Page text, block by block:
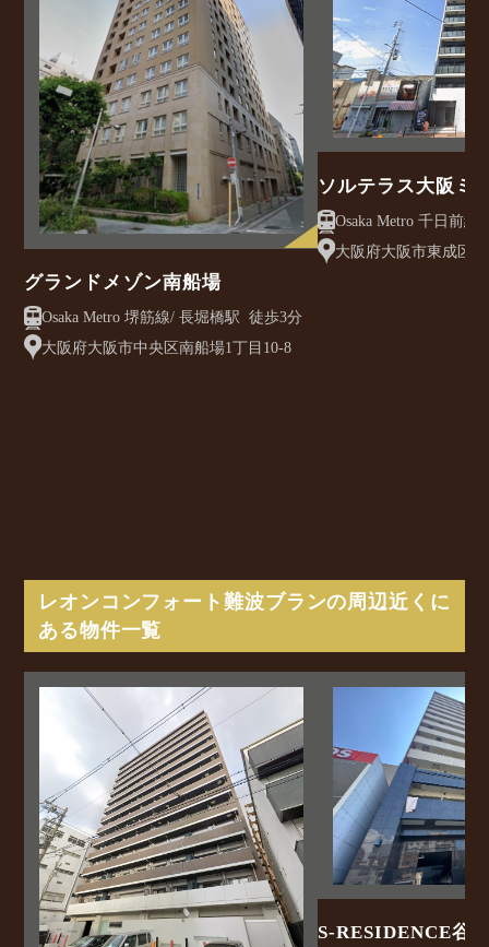
グランドメゾン南船場
Osaka Metro 堺筋線/ 長堀橋駅 徒歩3分
大阪府大阪市中央区南船場1丁目10-8
ソルテラス大阪ミ
クレアスト
大阪府大阪市東成区
レオンコンフォート難波ブランの周辺近くに
ある物件一覧
S-RESIDENCE谷